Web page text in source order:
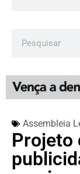
Assembleia
Projeto